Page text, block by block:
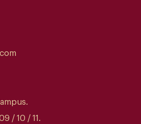
/ 10 / 11.